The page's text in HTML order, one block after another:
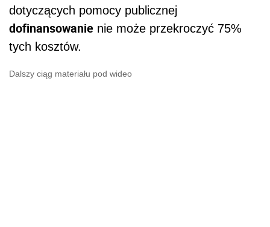
dotyczących pomocy publicznej
dofinansowanie nie może przekroczyć 75%
tych kosztów.
Dalszy ciąg materiału pod wideo